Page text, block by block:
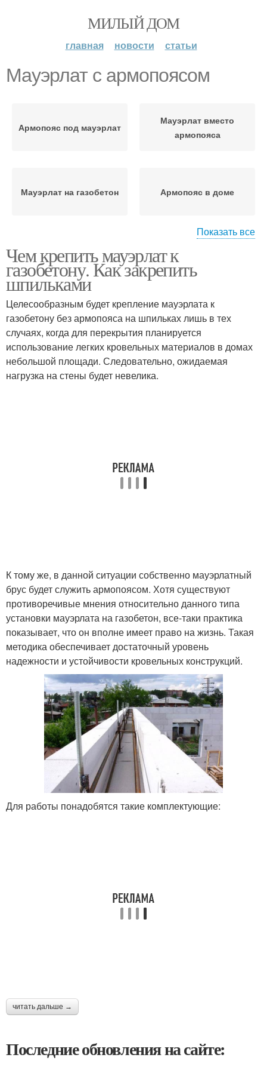
МИЛЫЙ ДОМ
главная новости статьи
Мауэрлат с армопоясом
Армопояс под мауэрлат
Мауэрлат вместо
армопояса
Мауэрлат на газобетон Армопояс в доме
Мауэрлат к газобетону Блоки без армопояса
Мауэрлат к
керамзитобетонным
блокам
Крыша без мауэрлата
Показать все
Чем крепить мауэрлат к
газобетону. Как закрепить
шпильками
Целесообразным будет крепление мауэрлата к
газобетону без армопояса на шпильках лишь в тех
случаях, когда для перекрытия планируется
использование легких кровельных материалов в домах
небольшой площади. Следовательно, ожидаемая
нагрузка на стены будет невелика.
К тому же, в данной ситуации собственно мауэрлатный
брус будет служить армопоясом. Хотя существуют
противоречивые мнения относительно данного типа
установки мауэрлата на газобетон, все-таки практика
показывает, что он вполне имеет право на жизнь. Такая
методика обеспечивает достаточный уровень
надежности и устойчивости кровельных конструкций.
Для работы понадобятся такие комплектующие:
читать дальше →
Последние обновления на сайте: